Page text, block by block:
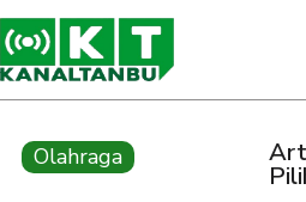
Olahraga